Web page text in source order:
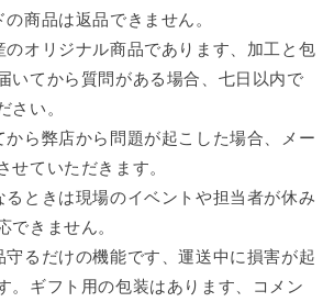
商品は返品できません。
オリジナル商品であります、加工と包
いてから質問がある場合、七日以内で
い。
ら弊店から問題が起こした場合、メー
せていただきます。
ときは現場のイベントや担当者が休み
きません。
るだけの機能です、運送中に損害が起
。ギフト用の包装はあります、コメン